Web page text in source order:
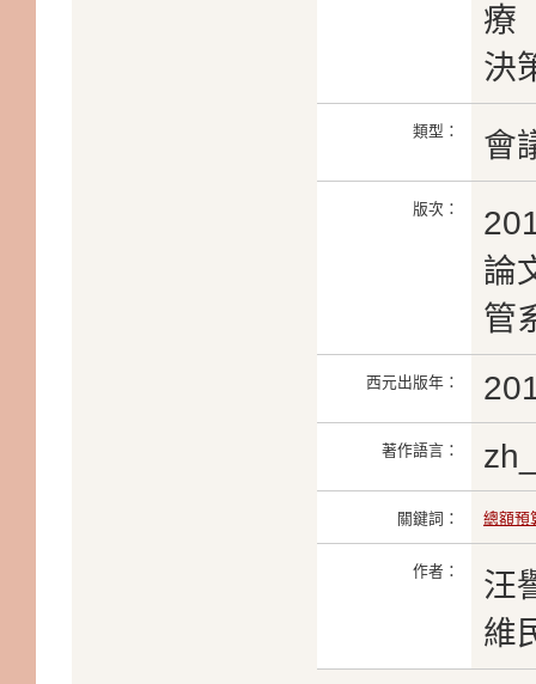
療
決
類型： 會
版次：
論
管
西元出版年：
著作語言：
關鍵詞： 總額預
作者：
汪
維